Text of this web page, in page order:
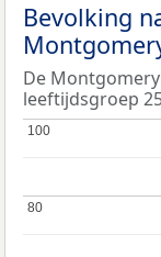
Bevolking
De
leeftijdsgroep
80
80
100
100